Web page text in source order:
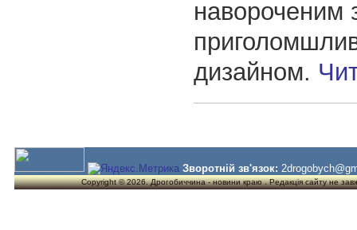
навороченим
дизайном.
Зворотній зв'язок:
Copyright © 2026. Дрогобиччина - новини краю . Редакція сайту не